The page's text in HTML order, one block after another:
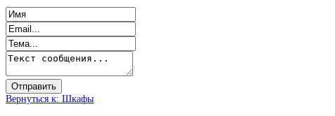
Вернуться к: Шкафы